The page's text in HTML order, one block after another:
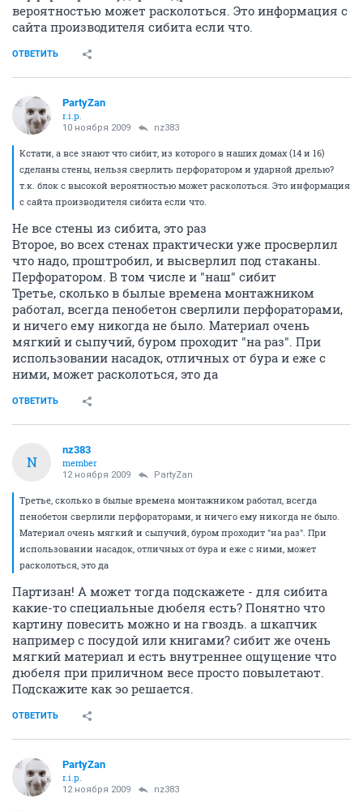
вероятностью может расколоться. Это информация с
сайта производителя сибита если что.
ОТВЕТИТЬ
PartyZan
r.i.p.
10 ноября 2009 nz383
Кстати, а все знают что сибит, из которого в наших домах (14 и 16)
сделаны стены, нельзя сверлить перфоратором и ударной дрелью?
т.к. блок с высокой вероятностью может расколоться. Это информация
с сайта производителя сибита если что.
Не все стены из сибита, это раз
Второе, во всех стенах практически уже просверлил
что надо, проштробил, и высверлил под стаканы.
Перфоратором. В том числе и "наш" сибит
Третье, сколько в былые времена монтажником
работал, всегда пенобетон сверлили перфораторами,
и ничего ему никогда не было. Материал очень
мягкий и сыпучий, буром проходит "на раз". При
использовании насадок, отличных от бура и еже с
ними, может расколоться, это да
ОТВЕТИТЬ
N
nz383
member
12 ноября 2009 PartyZan
Третье, сколько в былые времена монтажником работал, всегда
пенобетон сверлили перфораторами, и ничего ему никогда не было.
Материал очень мягкий и сыпучий, буром проходит "на раз". При
использовании насадок, отличных от бура и еже с ними, может
расколоться, это да
Партизан! А может тогда подскажете - для сибита
какие-то специальные дюбеля есть? Понятно что
картину повесить можно и на гвоздь. а шкапчик
например с посудой или книгами? сибит же очень
мягкий материал и есть внутреннее ощущение что
дюбеля при приличном весе просто повылетают.
Подскажите как эо решается.
ОТВЕТИТЬ
PartyZan
r.i.p.
12 ноября 2009 nz383